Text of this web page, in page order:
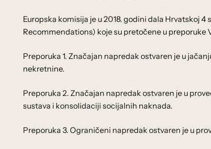
Europska komisija je u 2018. godini dala Hrvatskoj
Recommendations) koje su pretočene u preporuke
Preporuka 1. Značajan napredak ostvaren je u
nekretnine.
Preporuka 2. Značajan napredak ostvaren je u
sustava i konsolidaciji socijalnih naknada.
Preporuka 3. Ograničeni napredak ostvaren je u